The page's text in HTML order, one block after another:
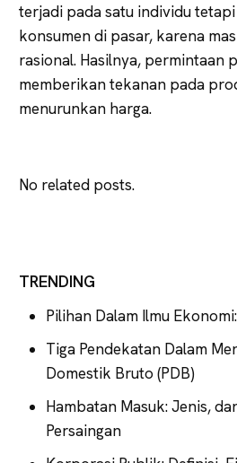
terjadi pada satu individu tetapi
konsumen di pasar, karena
rasional. Hasilnya, permintaan
memberikan tekanan pada
menurunkan harga.
No related posts.
TRENDING
Pilihan Dalam Ilmu
Tiga Pendekatan Dalam
Domestik Bruto (PDB)
Hambatan Masuk: Jenis,
Persaingan